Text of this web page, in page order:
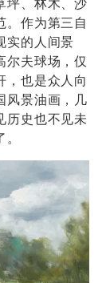
坪、林木、沙
。作为第三自
实的人间景
尔夫球场，仅
，也是众人向
风景油画，几
历史也不见未